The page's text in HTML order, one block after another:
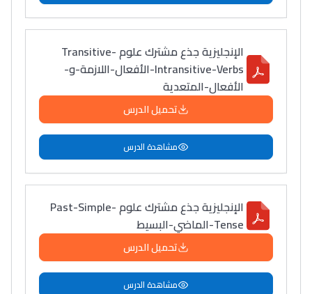
الإنجليزية جذع مشترك علوم Transitive-
Intransitive-Verbs-الأفعال-اللازمة-و-
الأفعال-المتعدية
تحميل الدرس
مشاهدة الدرس
الإنجليزية جذع مشترك علوم Past-Simple-
Tense-الماضي-البسيط
تحميل الدرس
مشاهدة الدرس